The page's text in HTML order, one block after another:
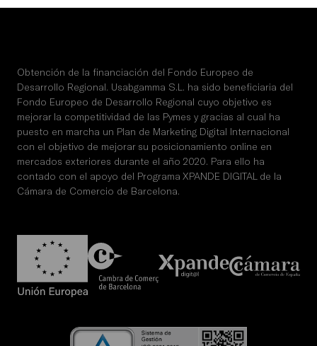
Obtención de la financiación del Fondo Europeo de
Desarrollo Regional. Usabgamma S.L. ha sido beneficiaria del
Fondo Europeo de Desarrollo Regional cuyo objetivo es
mejorar la competitividad de las Pymes y gracias al cual ha
puesto en marcha un Plan de Marketing Digital Internacional
con el objetivo de mejorar su posicionamiento online en
mercados exteriores durante el año 2020. Para ello ha
contado con el apoyo del Programa XPANDE DIGITAL de la
Cámara de Comercio de Barcelona.